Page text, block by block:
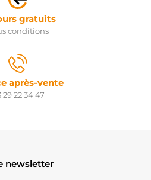
gratuits
conditions
après-vente
29 22 34 47
newsletter